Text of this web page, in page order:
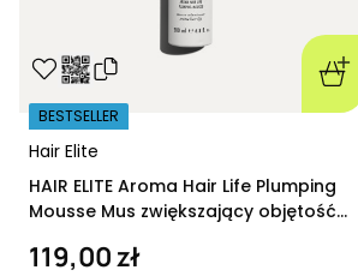
Hair Elite
BESTSELLER
HAIR ELITE Aroma Hair Life Plumping
Mousse Mus zwiększający objętość
119,00 zł